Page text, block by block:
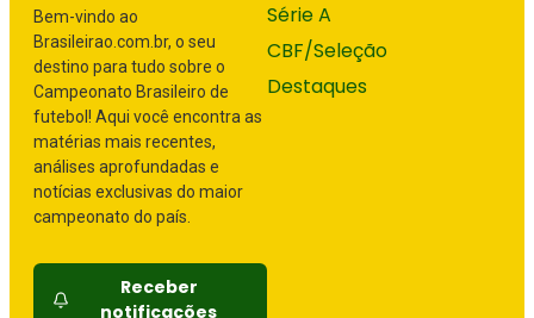
Bem-vindo ao
Brasileirao.com.br, o seu
destino para tudo sobre o
Campeonato Brasileiro de
futebol! Aqui você encontra as
matérias mais recentes,
análises aprofundadas e
notícias exclusivas do maior
campeonato do país.
Receber
notificações
Série A
CBF/Seleção
Destaques